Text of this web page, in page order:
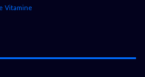
Vitamine